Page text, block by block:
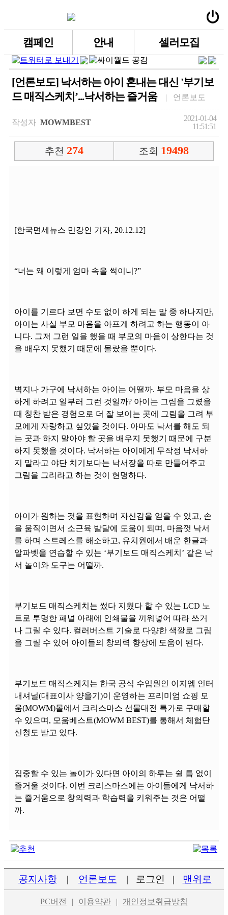
캠페인 안내 셀러모집
[언론보도] 낙서하는 아이 혼내는 대신 '부기보
드 매직스케치’...낙서하는 즐거움
| 언론보도
작성자 MOWMBEST
2021-01-04
11:51:51
추천 274 조회 19498
[한국면세뉴스 민강인 기자, 20.12.12]
“너는 왜 이렇게 엄마 속을 썩이니?”
아이를 기르다 보면 수도 없이 하게 되는 말 중 하나지만,
아이는 사실 부모 마음을 아프게 하려고 하는 행동이 아
니다. 그저 그런 일을 했을 때 부모의 마음이 상한다는 것
을 배우지 못했기 때문에 몰랐을 뿐이다.
벽지나 가구에 낙서하는 아이는 어떨까. 부모 마음을 상
하게 하려고 일부러 그런 것일까? 아이는 그림을 그렸을
때 칭찬 받은 경험으로 더 잘 보이는 곳에 그림을 그려 부
모에게 자랑하고 싶었을 것이다. 아마도 낙서를 해도 되
는 곳과 하지 말아야 할 곳을 배우지 못했기 때문에 구분
하지 못했을 것이다. 낙서하는 아이에게 무작정 낙서하
지 말라고 야단 치기보다는 낙서장을 따로 만들어주고
그림을 그리라고 하는 것이 현명하다.
아이가 원하는 것을 표현하며 자신감을 얻을 수 있고, 손
을 움직이면서 소근육 발달에 도움이 되며, 마음껏 낙서
를 하며 스트레스를 해소하고, 유치원에서 배운 한글과
알파벳을 연습할 수 있는 ‘부기보드 매직스케치’ 같은 낙
서 놀이와 도구는 어떨까.
부기보드 매직스케치는 썼다 지웠다 할 수 있는 LCD 노
트로 투명한 패널 아래에 인쇄물을 끼워넣어 따라 쓰거
나 그릴 수 있다. 컬러버스트 기술로 다양한 색깔로 그림
을 그릴 수 있어 아이들의 창의력 향상에 도움이 된다.
부기보드 매직스케치는 한국 공식 수입원인 이지엠 인터
내셔널(대표이사 양을기)이 운영하는 프리미엄 쇼핑 모
움(MOWM)몰에서 크리스마스 선물대전 특가로 구매할
수 있으며, 모움베스트(MOWM BEST)를 통해서 체험단
신청도 받고 있다.
집중할 수 있는 놀이가 있다면 아이의 하루는 쉴 틈 없이
즐거울 것이다. 이번 크리스마스에는 아이들에게 낙서하
는 즐거움으로 창의력과 학습력을 키워주는 것은 어떨
까.
공지사항 | 언론보도 | 로그인 | 맨위로
PC버전 | 이용약관 |
개인정보취급방침